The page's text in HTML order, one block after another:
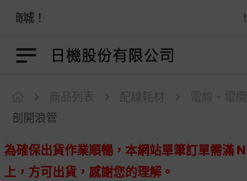
商城！
剖開浪管
為確保出貨作業順暢，本網站單筆訂單需滿
上，方可出貨，感謝您的理解。